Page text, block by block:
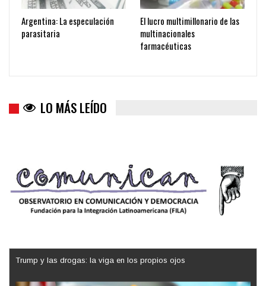
Argentina: La especulación
parasitaria
El lucro multimillonario de las
multinacionales
farmacéuticas
LO MÁS LEÍDO
Trump y las drogas: la viga en los propios ojos